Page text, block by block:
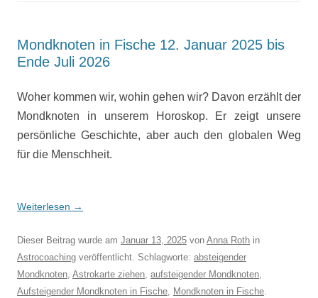
Mondknoten in Fische 12. Januar 2025 bis
Ende Juli 2026
Woher kommen wir, wohin gehen wir? Davon erzählt der
Mondknoten in unserem Horoskop. Er zeigt unsere
persönliche Geschichte, aber auch den globalen Weg
für die Menschheit.
Weiterlesen →
Dieser Beitrag wurde am Januar 13, 2025 von Anna Roth in
Astrocoaching veröffentlicht. Schlagworte: absteigender
Mondknoten, Astrokarte ziehen, aufsteigender Mondknoten,
Aufsteigender Mondknoten in Fische, Mondknoten in Fische.